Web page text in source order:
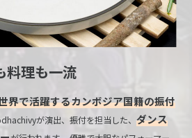
料理も一流
界で活躍するカンボジア国籍の振付
が演出、振付を担当した、ダンス